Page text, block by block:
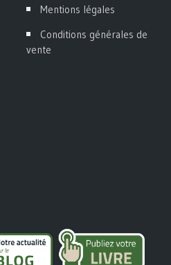
Mentions légales
Conditions générales de
vente